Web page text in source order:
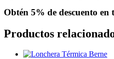
Obtén 5% de descuento en
Productos